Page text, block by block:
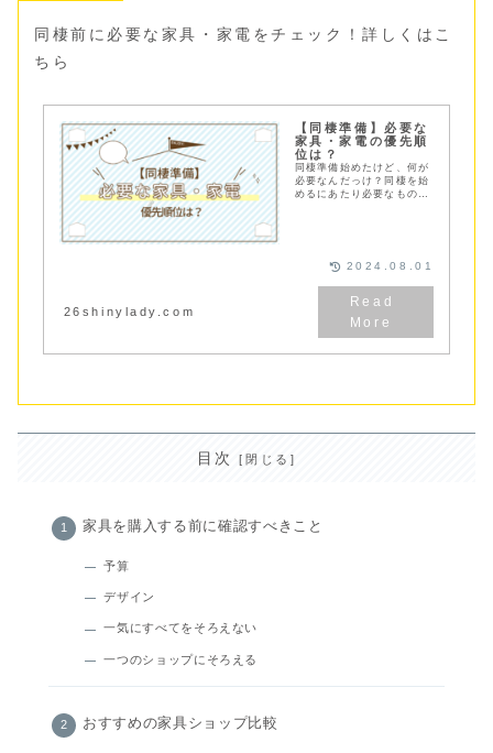
同棲前に必要な家具・家電をチェック！詳しくはこ
ちら
【同棲準備】必要な
家具・家電の優先順
位は？
同棲準備始めたけど、何が
必要なんだっけ？同棲を始
めるにあたり必要なものを
26shinylady.com
2024.08.01
目次
家具を購入する前に確認すべきこと
予算
デザイン
一気にすべてをそろえない
一つのショップにそろえる
おすすめの家具ショップ比較